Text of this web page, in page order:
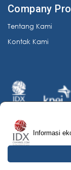
Company
Tentang Kami
Kontak Kami
©
Informasi